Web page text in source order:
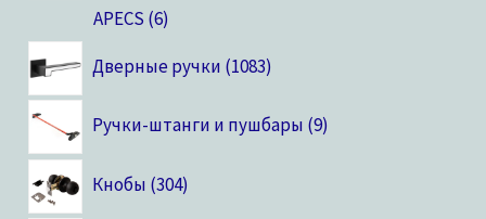
APECS 6
Дверные ручки 1083
Ручки-штанги и пушбары 9
Кнобы 304